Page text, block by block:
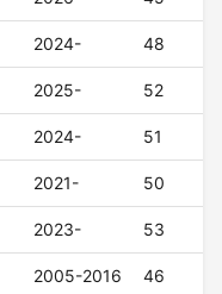
2024- 48
2025- 52
2024- 51
2021- 50
2023- 53
2005-2016 46